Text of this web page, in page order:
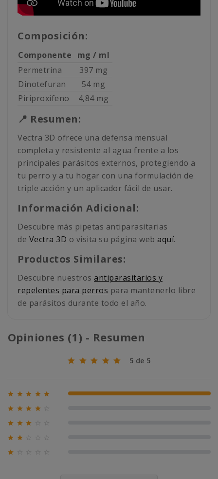
Composición:
Componente
mg / ml
Permetrina
397 mg
Dinotefuran
54 mg
Piriproxifeno
4,84 mg
📍 Resumen:
Vectra 3D ofrece una defensa mensual
completa y resistente al agua frente a los
principales parásitos externos, protegiendo a
tu perro y a tu hogar con una formulación de
triple acción y un aplicador fácil de usar.
Información Adicional:
Descubre más pipetas antiparasitarias
de Vectra 3D o visita su página web aquí.
Productos Similares:
Descubre nuestros antiparasitarios y
repelentes para perros para mantenerlo libre
de parásitos durante todo el año.
Opiniones (1) - Resumen
5 de 5
     100% (1)
   
  
 
